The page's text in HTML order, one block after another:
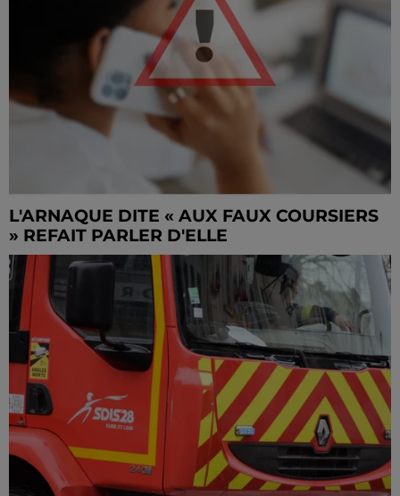
L'ARNAQUE DITE « AUX FAUX COURSIERS
» REFAIT PARLER D'ELLE